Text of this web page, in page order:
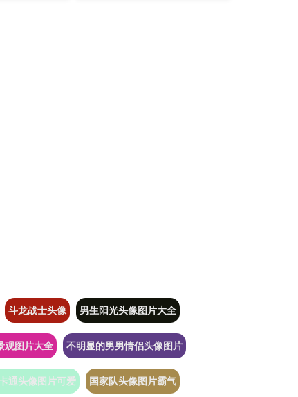
斗龙战士头像 男生阳光头像图片大全
观图片大全 不明显的男男情侣头像图片
通头像图片可爱 国家队头像图片霸气